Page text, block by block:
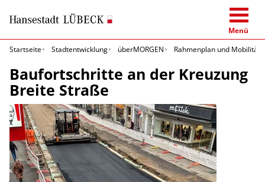
Menü
Startseite
Stadtentwicklung überMORGEN Rahmenplan und
Baufortschritte an der Kreuzung
Breite Straße